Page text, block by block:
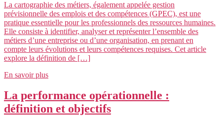
La cartographie des métiers, également appelée gestion
prévisionnelle des emplois et des compétences (GPEC), est une
pratique essentielle pour les professionnels des ressources humaines.
Elle consiste à identifier, analyser et représenter l’ensemble des
métiers d’une entreprise ou d’une organisation, en prenant en
compte leurs évolutions et leurs compétences requises. Cet article
explore la définition de […]
En savoir plus
La performance opérationnelle :
définition et objectifs